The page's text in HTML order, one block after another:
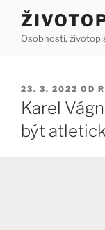
Přejít
obsahuOsobnosti,
PUBLIKOVÁNO
23. 3. 2022 OD
Karel
být